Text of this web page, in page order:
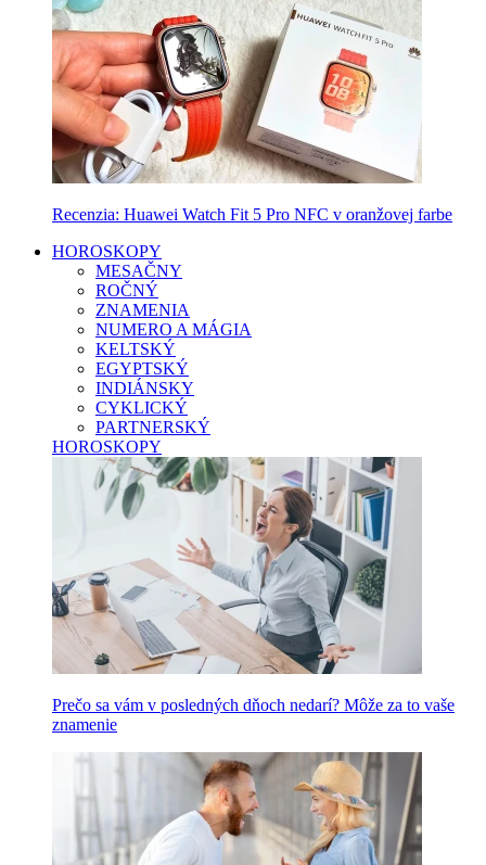
Recenzia: Huawei Watch Fit 5 Pro NFC v oranžovej farbe
HOROSKOPY
MESAČNY
ROČNÝ
ZNAMENIA
NUMERO A MÁGIA
KELTSKÝ
EGYPTSKÝ
INDIÁNSKY
CYKLICKÝ
PARTNERSKÝ
HOROSKOPY
Prečo sa vám v posledných dňoch nedarí? Môže za to vaše
znamenie